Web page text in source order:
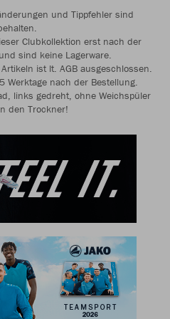
und Tippfehler sind
Clubkollektion erst nach der
sind keine Lagerware.
ist lt. AGB ausgeschlossen.
Werktage nach der Bestellung.
links gedreht, ohne Weichspüler
den Trockner!